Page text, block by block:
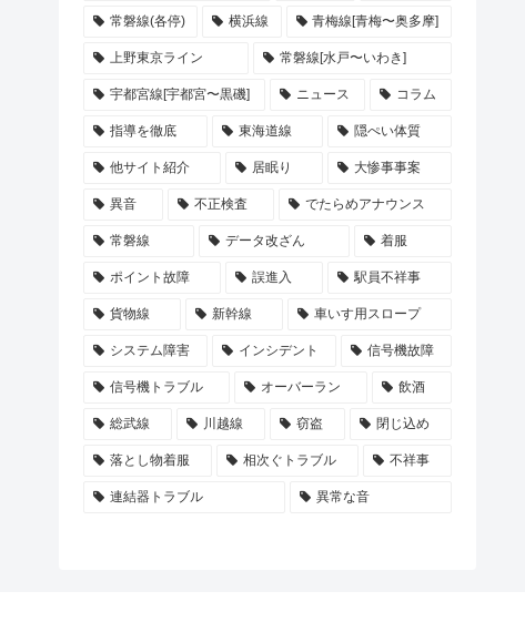
常磐線(各停) 横浜線 青梅線[青梅〜奥多摩]
上野東京ライン 常磐線[水戸〜いわき]
宇都宮線[宇都宮〜黒磯] ニュース コラム
指導を徹底 東海道線 隠ぺい体質
他サイト紹介 居眠り 大惨事事案
異音 不正検査 でたらめアナウンス
常磐線 データ改ざん 着服
ポイント故障 誤進入 駅員不祥事
貨物線 新幹線 車いす用スロープ
システム障害 インシデント 信号機故障
信号機トラブル オーバーラン 飲酒
総武線 川越線 窃盗 閉じ込め
落とし物着服 相次ぐトラブル 不祥事
連結器トラブル 異常な音